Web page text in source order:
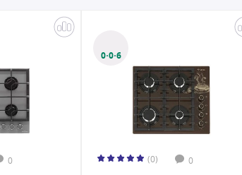
0
0·0·6
(0) 0